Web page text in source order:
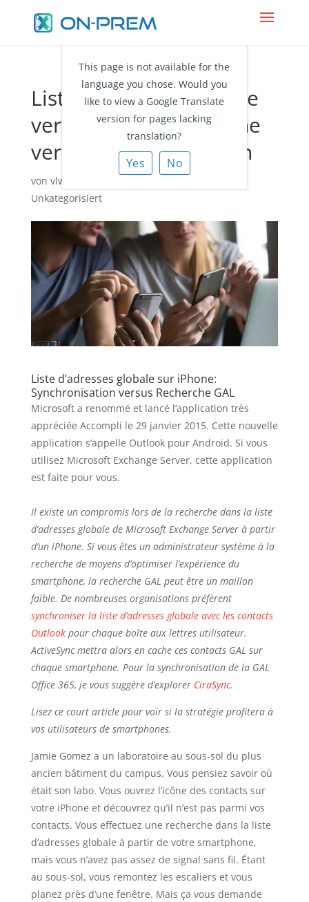
This page is not available for the
language you chose. Would you
like to view a Google Translate
version for pages lacking
translation?
Yes No
Liste d’adresses globale
vers iPhone : Recherche
versus Synchronisation
von vlw@ciraapps.com
Unkategorisiert
Liste d’adresses globale sur iPhone:
Synchronisation versus Recherche GAL
Microsoft a renommé et lancé l’application très
appréciée Accompli le 29 janvier 2015. Cette nouvelle
application s’appelle Outlook pour Android. Si vous
utilisez Microsoft Exchange Server, cette application
est faite pour vous.
Il existe un compromis lors de la recherche dans la liste
d’adresses globale de Microsoft Exchange Server à partir
d’un iPhone. Si vous êtes un administrateur système à la
recherche de moyens d’optimiser l’expérience du
smartphone, la recherche GAL peut être un maillon
faible. De nombreuses organisations préfèrent
synchroniser la liste d’adresses globale avec les contacts
Outlookpour chaque boîte aux lettres utilisateur.
ActiveSync mettra alors en cache ces contacts GAL sur
chaque smartphone. Pour la synchronisation de la GAL
Office 365, je vous suggère d’explorer CiraSync.
Lisez ce court article pour voir si la stratégie profitera à
vos utilisateurs de smartphones.
Jamie Gomez a un laboratoire au sous-sol du plus
ancien bâtiment du campus. Vous pensiez savoir où
était son labo. Vous ouvrez l’icône des contacts sur
votre iPhone et découvrez qu’il n’est pas parmi vos
contacts. Vous effectuez une recherche dans la liste
d’adresses globale à partir de votre smartphone,
mais vous n’avez pas assez de signal sans fil. Étant
au sous-sol, vous remontez les escaliers et vous
planez près d’une fenêtre. Mais ça vous demande